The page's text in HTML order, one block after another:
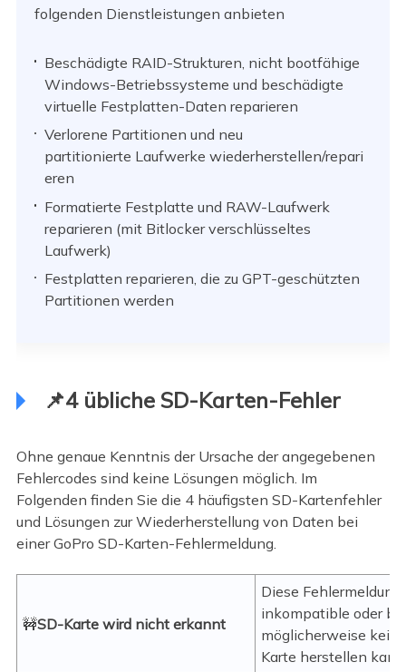
folgenden Dienstleistungen anbieten
Beschädigte RAID-Strukturen, nicht bootfähige
Windows-Betriebssysteme und beschädigte
virtuelle Festplatten-Daten reparieren
Verlorene Partitionen und neu
partitionierte Laufwerke wiederherstellen/repari
eren
Formatierte Festplatte und RAW-Laufwerk
reparieren (mit Bitlocker verschlüsseltes
Laufwerk)
Festplatten reparieren, die zu GPT-geschützten
Partitionen werden
📌4 übliche SD-Karten-Fehler
Ohne genaue Kenntnis der Ursache der angegebenen
Fehlercodes sind keine Lösungen möglich. Im
Folgenden finden Sie die 4 häufigsten SD-Kartenfehler
und Lösungen zur Wiederherstellung von Daten bei
einer GoPro SD-Karten-Fehlermeldung.
🚧SD-Karte wird nicht erkannt
Diese
inkompatible oder
möglicherweise
Karte herstellen